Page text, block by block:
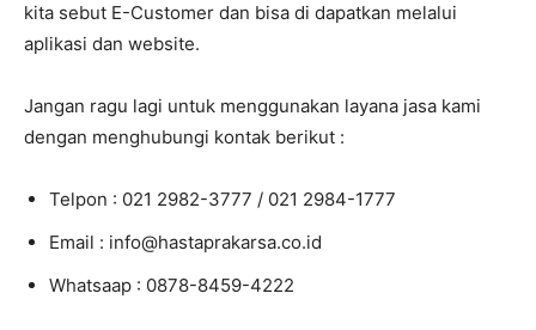
kita sebut E-Customer dan bisa di dapatkan melalui
aplikasi dan website.
Jangan ragu lagi untuk menggunakan layana jasa kami
dengan menghubungi kontak berikut :
Telpon : 021 2982-3777 / 021 2984-1777
Email : info@hastaprakarsa.co.id
Whatsaap : 0878-8459-4222